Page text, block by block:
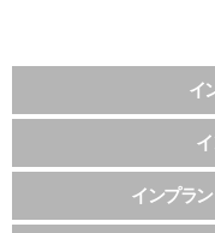
イ
インプラ